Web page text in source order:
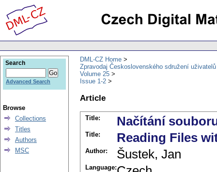
DML-CZ Home
Zpravodaj Československého sdružení uživatelů
Volume 25
Issue 1-2
Article
Title: Načítání
Title: Reading Files
Author: Šustek, Jan
Language:
Search
Advanced Search
Browse
Collections
Titles
Authors
MSC